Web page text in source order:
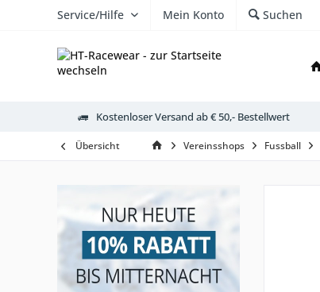
Service/Hilfe Mein Konto Suchen
Kostenloser Versand ab € 50,- Bestellwert
Übersicht Vereinsshops Fussball